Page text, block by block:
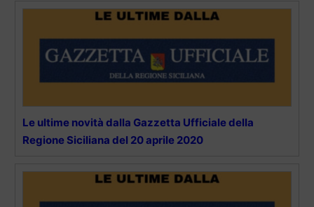
Le ultime novità dalla Gazzetta Ufficiale della
Regione Siciliana del 20 aprile 2020